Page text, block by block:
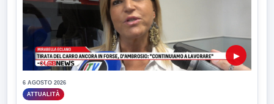
▶
6 AGOSTO 2026
ATTUALITÀ